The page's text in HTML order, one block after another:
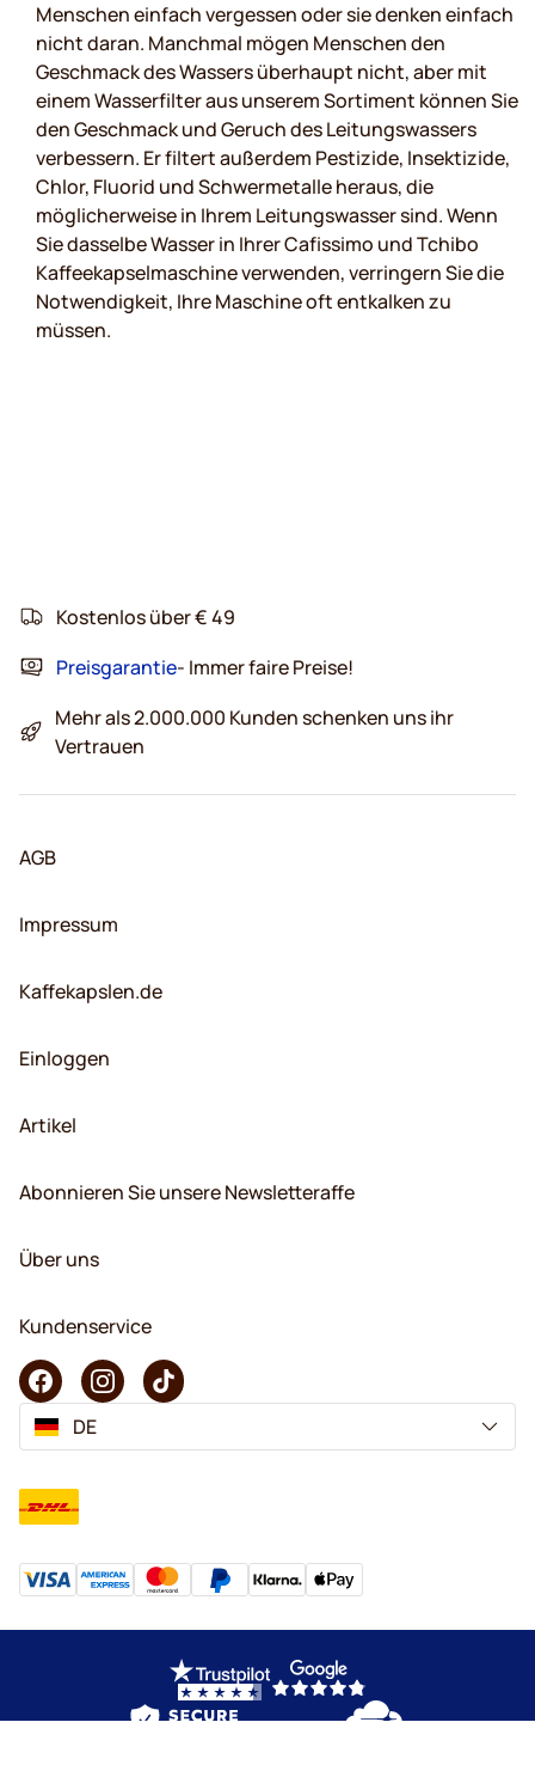
Menschen einfach vergessen oder sie denken einfach
nicht daran. Manchmal mögen Menschen den
Geschmack des Wassers überhaupt nicht, aber mit
einem Wasserfilter aus unserem Sortiment können Sie
den Geschmack und Geruch des Leitungswassers
verbessern. Er filtert außerdem Pestizide, Insektizide,
Chlor, Fluorid und Schwermetalle heraus, die
möglicherweise in Ihrem Leitungswasser sind. Wenn
Sie dasselbe Wasser in Ihrer Cafissimo und Tchibo
Kaffeekapselmaschine verwenden, verringern Sie die
Notwendigkeit, Ihre Maschine oft entkalken zu
müssen.
Kostenlos über € 49
Preisgarantie- Immer faire Preise!
Mehr als 2.000.000 Kunden schenken uns ihr
Vertrauen
AGB
Impressum
Kaffekapslen.de
Einloggen
Artikel
Abonnieren Sie unsere Newsletteraffe
Über uns
Kundenservice
DE